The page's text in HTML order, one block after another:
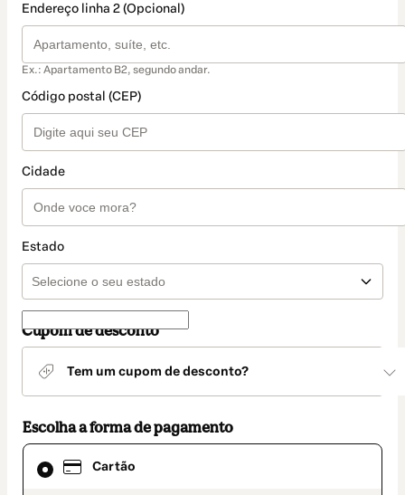
Endereço linha 2 (Opcional)
Ex.: Apartamento B2, segundo andar.
Código postal (CEP)
Cidade
Estado
Cupom de desconto
Tem um cupom de desconto?
Escolha a forma de pagamento
Cartão
Cartão
selecionado